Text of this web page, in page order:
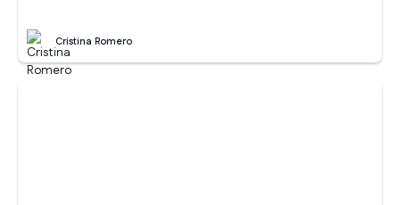
Cristina Romero